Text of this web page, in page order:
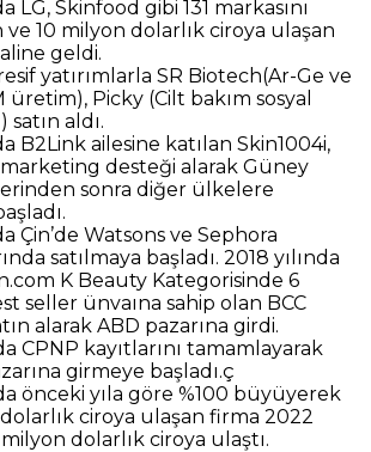
LG, Skinfood gibi 131 markasını
ve 10 milyon dolarlık ciroya ulaşan
geldi.
yatırımlarla SR Biotech(Ar-Ge ve
üretim), Picky (Cilt bakım sosyal
aldı.
B2Link ailesine katılan Skin1004i,
desteği alarak Güney
sonra diğer ülkelere
Çin’de Watsons ve Sephora
satılmaya başladı. 2018 yılında
K Beauty Kategorisinde 6
seller ünvaına sahip olan BCC
alarak ABD pazarına girdi.
CPNP kayıtlarını tamamlayarak
girmeye başladı.ç
önceki yıla göre %100 büyüyerek
ciroya ulaşan firma 2022
milyon dolarlık ciroya ulaştı.